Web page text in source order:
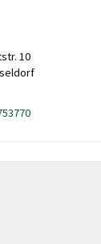
10